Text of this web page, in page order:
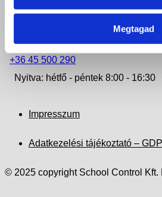
Megtagad
4600 Kisvárda, Szent László u. 38.
iroda.kisvarda@felveteliiroda.hu
+36 45 500 290
Nyitva: hétfő - péntek 8:00 - 16:30
Impresszum
Adatkezelési tájékoztató –
© 2025 copyright School Control Kft.